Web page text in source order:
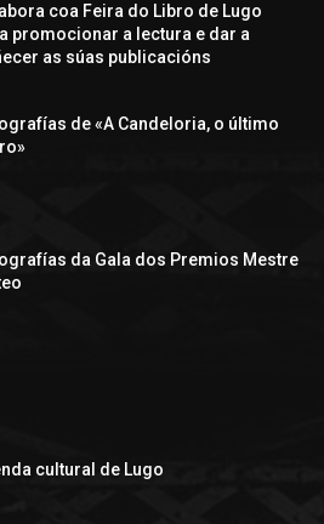
coa Feira do Libro de Lugo
promocionar a lectura e dar a
as súas publicacións
de «A Candeloria, o último
da Gala dos Premios Mestre
cultural de Lugo